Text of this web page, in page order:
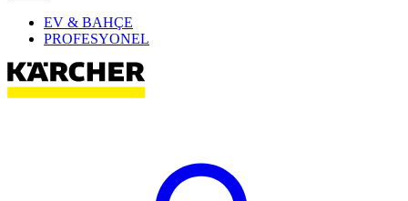
EV & BAHÇE
PROFESYONEL